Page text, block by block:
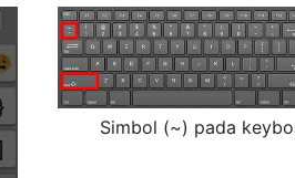
Simbol (~) pada